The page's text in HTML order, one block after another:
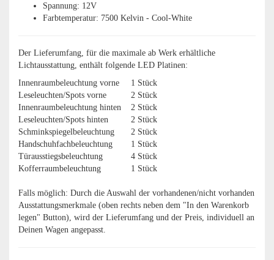
Spannung: 12V
Farbtemperatur: 7500 Kelvin - Cool-White
Der Lieferumfang, für die maximale ab Werk erhältliche
Lichtausstattung, enthält folgende LED Platinen:
Innenraumbeleuchtung vorne
1 Stück
Leseleuchten/Spots vorne
2 Stück
Innenraumbeleuchtung hinten 2 Stück
Leseleuchten/Spots hinten
2 Stück
Schminkspiegelbeleuchtung
2 Stück
Handschuhfachbeleuchtung
1 Stück
Türausstiegsbeleuchtung
4 Stück
Kofferraumbeleuchtung
1 Stück
Falls möglich: Durch die Auswahl der vorhandenen/nicht vorhanden
Ausstattungsmerkmale (oben rechts neben dem "In den Warenkorb
legen" Button), wird der Lieferumfang und der Preis, individuell an
Deinen Wagen angepasst.